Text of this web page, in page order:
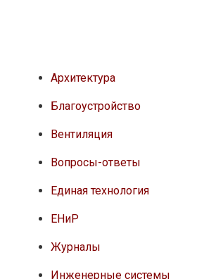
Архитектура
Благоустройство
Вентиляция
Вопросы-ответы
Единая технология
ЕНиР
Журналы
Инженерные системы